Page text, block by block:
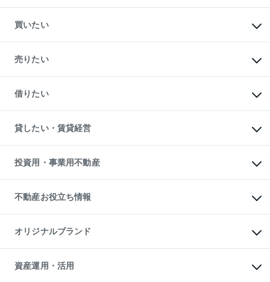
買いたい
新築・分譲マンションの購入
中古マンションの購入
一戸建ての購入
中古一戸建ての購入
不動産購入の流れ
注目キーワード物件特集
購入ガイド
English 繁体中文簡体中文
売りたい
一戸建ての売却・査定
土地の売却・査定
スピードAI査定
不動産査定について
不動産売却の流れ
不動産買換えの流れ
売却ガイド
借りたい
オフィス・店舗の賃貸
借りるときの流れ
借りるガイド
貸したい・賃貸経営
マンション賃料データ
賃貸管理プラン
リロケーションについて
貸すガイド
投資用・事業用不動産
事業用不動産
マンション投資
投資用マンション
アパート経営
収益物件
ビル購入（ビル一棟）
投資用不動産の売却査定
不動産お役立ち情報
マンションライブラリー
人気マンションランキング
暮らしに役立つ不動産メディア
不動産相場・不動産価格情報
オリジナルブランド
一棟リノベーションマンション
L`GENTE（ルジェンテ）
資産運用・活用